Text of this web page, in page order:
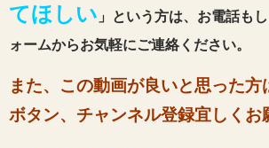
てほしい 」という方は、お電話も
ォームからお気軽にご連絡ください。
また、この動画が良いと思った方
ボタン、チャンネル登録宜しくお